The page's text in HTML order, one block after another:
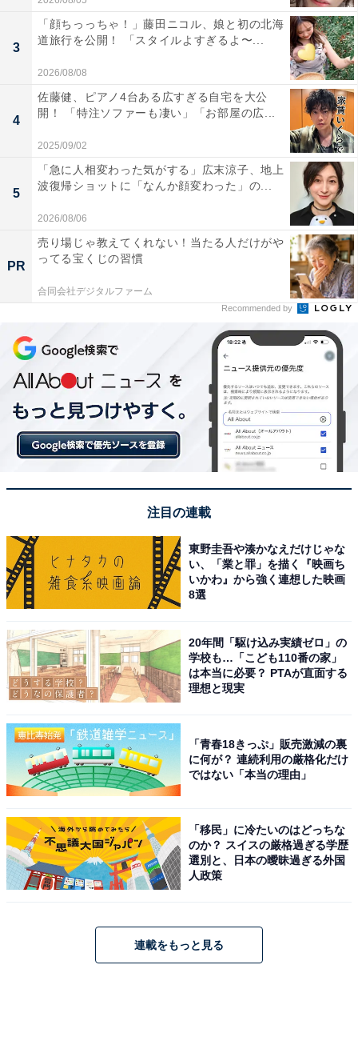
3
「顔ちっっちゃ！」藤田ニコル、娘と初の北海
道旅行を公開！ 「スタイルよすぎるよ〜...
2026/08/08
4
佐藤健、ピアノ4台ある広すぎる自宅を大公
開！ 「特注ソファーも凄い」「お部屋の広...
2025/09/02
5
「急に人相変わった気がする」広末涼子、地上
波復帰ショットに「なんか顔変わった」の...
2026/08/06
PR
売り場じゃ教えてくれない！当たる人だけがや
ってる宝くじの習慣
合同会社デジタルファーム
Recommended by
注目の連載
東野圭吾や湊かなえだけじゃな
い、「業と罪」を描く『映画ち
いかわ』から強く連想した映画
8選
20年間「駆け込み実績ゼロ」の
学校も…「こども110番の家」
は本当に必要？ PTAが直面する
理想と現実
「青春18きっぷ」販売激減の裏
に何が？ 連続利用の厳格化だけ
ではない「本当の理由」
「移民」に冷たいのはどっちな
のか？ スイスの厳格過ぎる学歴
選別と、日本の曖昧過ぎる外国
人政策
連載をもっと見る